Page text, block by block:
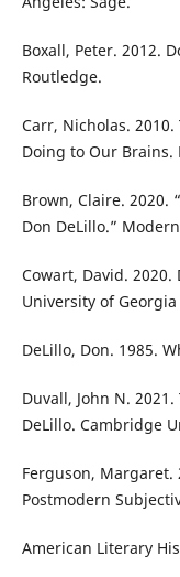
Boxall, Peter. 2012.
Routledge.
Carr, Nicholas.
Doing to Our Brains.
Brown, Claire. 2020.
Don DeLillo.”
Cowart, David. 2020.
University of Georgia
DeLillo, Don. 1985.
Duvall, John N.
DeLillo. Cambridge
Ferguson, Margaret.
Postmodern
American Literary